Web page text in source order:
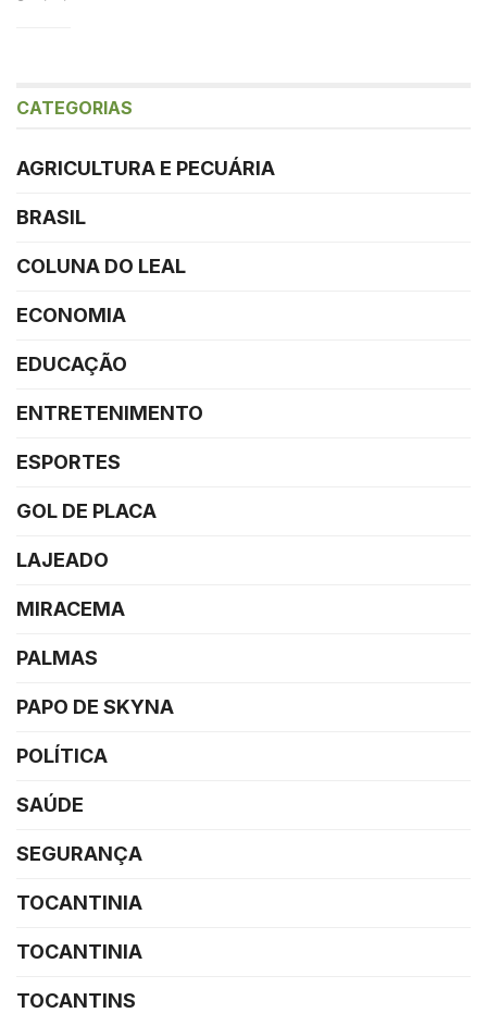
CATEGORIAS
AGRICULTURA E PECUÁRIA
BRASIL
COLUNA DO LEAL
ECONOMIA
EDUCAÇÃO
ENTRETENIMENTO
ESPORTES
GOL DE PLACA
LAJEADO
MIRACEMA
PALMAS
PAPO DE SKYNA
POLÍTICA
SAÚDE
SEGURANÇA
TOCANTINIA
TOCANTINIA
TOCANTINS